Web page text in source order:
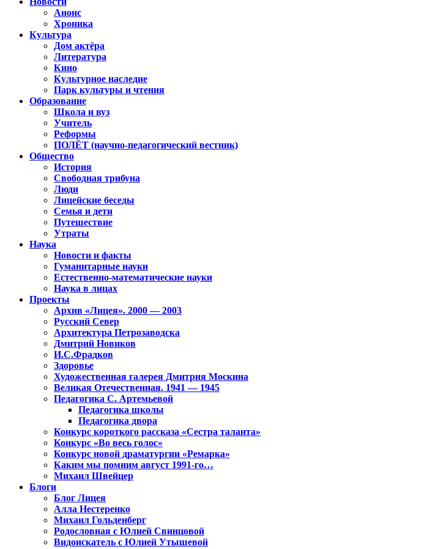
Анонс
Хроника
Культура
Дом актёра
Литература
Кино
Культурное наследие
Парк культуры и чтения
Образование
Школа и вуз
Учитель
Реформы
ПОЛЁТ (научно-педагогический вестник)
Общество
История
Свободная трибуна
Люди
Лицейские беседы
Семья и дети
Путешествие
Утраты
Наука
Новости и факты
Гуманитарные науки
Естественно-математические науки
Наука в лицах
Проекты
Архив «Лицея». 2000 — 2003
Русский Север
Архитектура Петрозаводска
Дмитрий Новиков
И.С.Фрадков
Здоровье
Художественная галерея Дмитрия Москина
Великая Отечественная. 1941 — 1945
Педагогика С. Артемьевой
Педагогика школы
Педагогика двора
Конкурс короткого рассказа «Сестра таланта»
Конкурс «Во весь голос»
Конкурс новой драматургии «Ремарка»
Каким мы помним август 1991-го…
Михаил Швейцер
Блоги
Блог Лицея
Алла Нестеренко
Михаил Гольденберг
Родословная с Юлией Свинцовой
Видоискатель с Юлией Утышевой